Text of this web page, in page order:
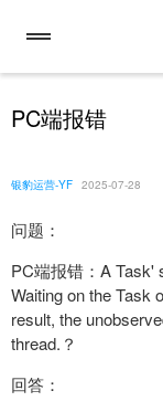
PC端报错
银豹运营-YF 2025-07-28
问题：
PC端报错：A Task'
Waiting on the Task
result, the
thread.？
回答：